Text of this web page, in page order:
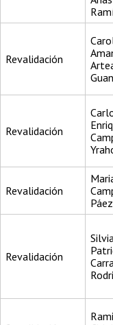
Revalidación
Revalidación
Revalidación
Páez
Revalidación